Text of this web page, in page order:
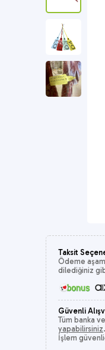
Taksit
Ödeme
dilediğiniz
Güvenli
Tüm banka
yapabilirsiniz.
İşlem